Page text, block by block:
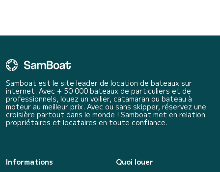
Samboat est le site leader de location de bateaux sur
internet. Avec + 50 000 bateaux de particuliers et de
professionnels, louez un voilier, catamaran ou bateau à
moteur au meilleur prix. Avec ou sans skipper, réservez une
croisière partout dans le monde ! Samboat met en relation
propriétaires et locataires en toute confiance.
Informations
Quoi louer